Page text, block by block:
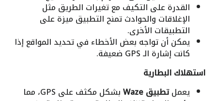
القدرة على التكيف مع تغيرات الطريق مثل
الإغلاقات والحوادث تمنح التطبيق ميزة على
التطبيقات الأخرى.
يمكن أن تواجه بعض الأخطاء في تحديد المواقع إذا
كانت إشارة الـ GPS ضعيفة.
استهلاك البطارية
يعملتطبيق Waze بشكل مكثف على GPS، مما